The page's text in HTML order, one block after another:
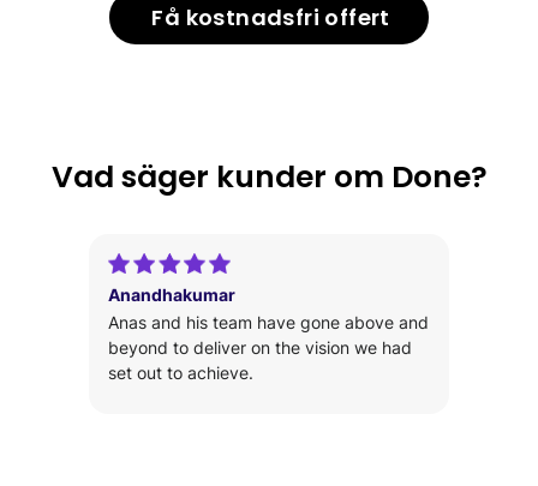
Få kostnadsfri offert
Vad säger kunder om Done?
Anandhakumar
Anas and his team have gone above and
beyond to deliver on the vision we had
set out to achieve.